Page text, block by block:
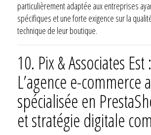
particulièrement adaptée aux entreprises
spécifiques et une forte exigence sur la
technique de leur boutique.
10. Pix & Associates Est :
L’agence e-commerce
spécialisée en
et stratégie digitale